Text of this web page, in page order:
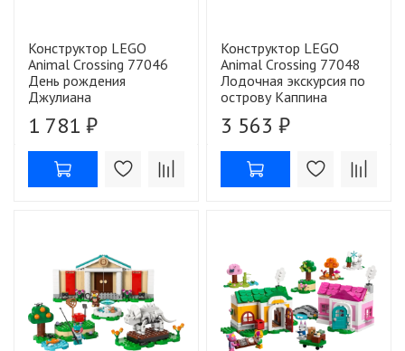
Конструктор LEGO
Animal Crossing 77046
День рождения
Джулиана
1 781 ₽
Конструктор LEGO
Animal Crossing 77048
Лодочная экскурсия по
острову Каппина
3 563 ₽